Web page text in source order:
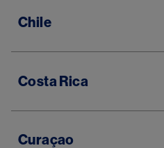
Chile
Costa Rica
Curaçao